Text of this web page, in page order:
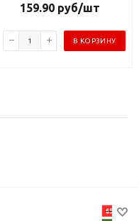
159.90руб/шт
В КОРЗИНУ